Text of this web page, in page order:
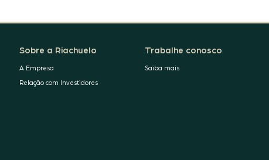
Sobre a Riachuelo
A Empresa
Relação com Investidores
Trabalhe conosco
Saiba mais